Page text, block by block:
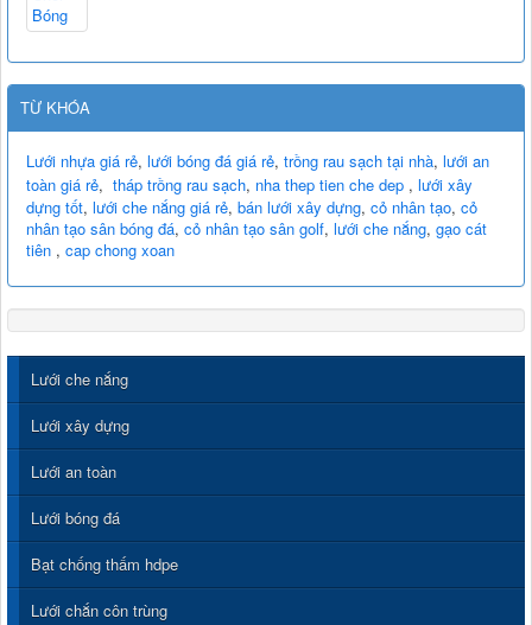
TỪ KHÓA
Lưới nhựa giá rẻ, lưới bóng đá giá rẻ, trồng rau sạch tại nhà, lưới an
toàn giá rẻ, tháp trồng rau sạch, nha thep tien che dep , lưới xây
dựng tốt, lưới che nắng giá rẻ, bán lưới xây dựng, cỏ nhân tạo, cỏ
nhân tạo sân bóng đá, cỏ nhân tạo sân golf, lưới che nắng, gạo cát
tiên , cap chong xoan
Lưới che nắng
Lưới xây dựng
Lưới an toàn
Lưới bóng đá
Bạt chống thấm hdpe
Lưới chắn côn trùng